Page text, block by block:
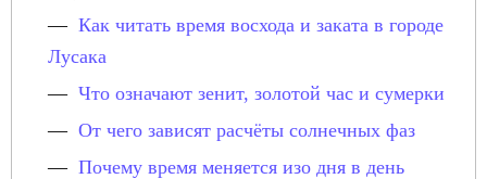
Как читать время восхода и заката в городе
Лусака
Что означают зенит, золотой час и сумерки
От чего зависят расчёты солнечных фаз
Почему время меняется изо дня в день